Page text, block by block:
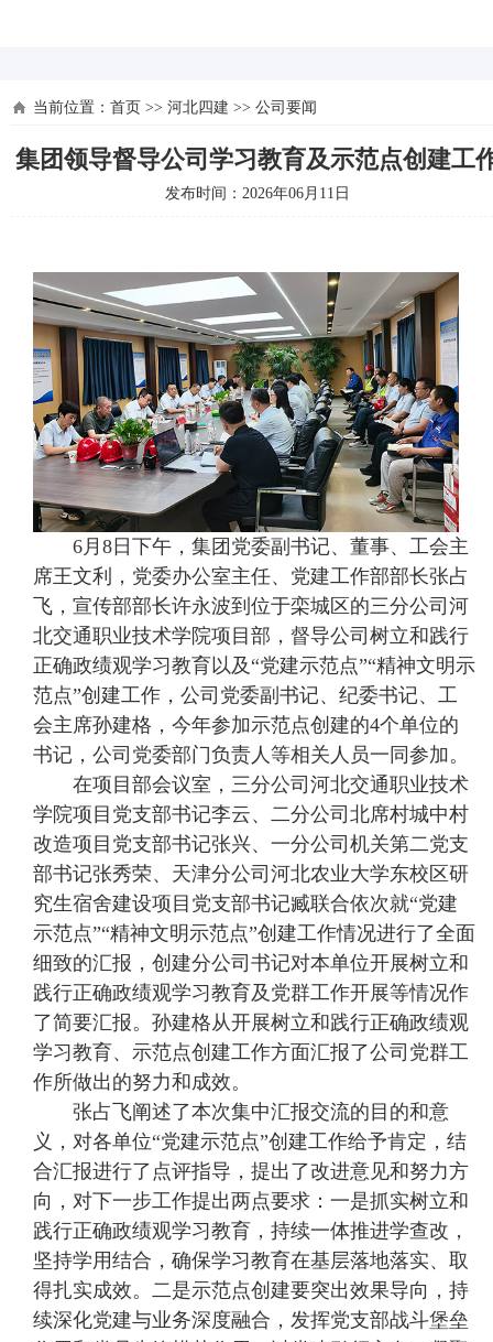
当前位置： 首页 >> 河北四建 >> 公司要闻
集团领导督导公司学习教育及示范点创建工
发布时间：2026年06月11日
6月8日下午，集团党委副书记、董事、工会主
席王文利，党委办公室主任、党建工作部部长张占
飞，宣传部部长许永波到位于栾城区的三分公司河
北交通职业技术学院项目部，督导公司树立和践行
正确政绩观学习教育以及“党建示范点”“精神文明示
范点”创建工作，公司党委副书记、纪委书记、工
会主席孙建格，今年参加示范点创建的4个单位的
书记，公司党委部门负责人等相关人员一同参加。
在项目部会议室，三分公司河北交通职业技术
学院项目党支部书记李云、二分公司北席村城中村
改造项目党支部书记张兴、一分公司机关第二党支
部书记张秀荣、天津分公司河北农业大学东校区研
究生宿舍建设项目党支部书记臧联合依次就“党建
示范点”“精神文明示范点”创建工作情况进行了全面
细致的汇报，创建分公司书记对本单位开展树立和
践行正确政绩观学习教育及党群工作开展等情况作
了简要汇报。孙建格从开展树立和践行正确政绩观
学习教育、示范点创建工作方面汇报了公司党群工
作所做出的努力和成效。
张占飞阐述了本次集中汇报交流的目的和意
义，对各单位“党建示范点”创建工作给予肯定，结
合汇报进行了点评指导，提出了改进意见和努力方
向，对下一步工作提出两点要求：一是抓实树立和
践行正确政绩观学习教育，持续一体推进学查改，
坚持学用结合，确保学习教育在基层落地落实、取
得扎实成效。二是示范点创建要突出效果导向，持
续深化党建与业务深度融合，发挥党支部战斗堡垒